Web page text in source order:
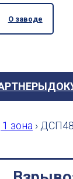
О заводе
зона ›